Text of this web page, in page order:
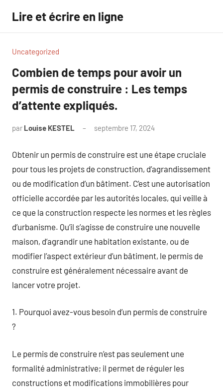
contenu
Lire et écrire en ligne
Uncategorized
Combien de temps pour avoir un
permis de construire : Les temps
d’attente expliqués.
par Louise KESTEL septembre 17, 2024
Obtenir un permis de construire est une étape cruciale
pour tous les projets de construction, d’agrandissement
ou de modification d’un bâtiment. C’est une autorisation
officielle accordée par les autorités locales, qui veille à
ce que la construction respecte les normes et les règles
d’urbanisme. Qu’il s’agisse de construire une nouvelle
maison, d’agrandir une habitation existante, ou de
modifier l’aspect extérieur d’un bâtiment, le permis de
construire est généralement nécessaire avant de
lancer votre projet.
1. Pourquoi avez-vous besoin d’un permis de construire
?
Le permis de construire n’est pas seulement une
formalité administrative; il permet de réguler les
constructions et modifications immobilières pour